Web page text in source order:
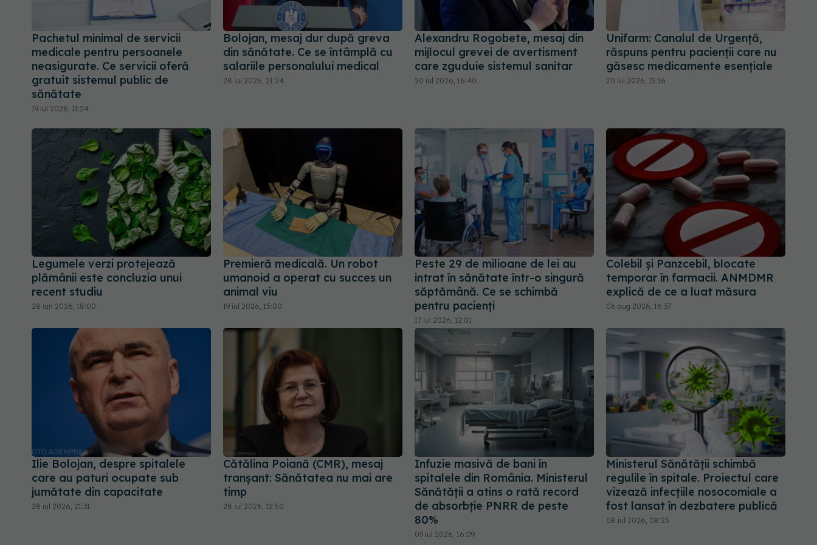
Pachetul minimal de servicii
medicale pentru persoanele
neasigurate. Ce servicii oferă
gratuit sistemul public de
sănătate
19 iul 2026, 11:24
Bolojan, mesaj dur după greva
din sănătate. Ce se întâmplă cu
salariile personalului medical
28 iul 2026, 21:24
Alexandru Rogobete, mesaj din
mijlocul grevei de avertisment
care zguduie sistemul sanitar
20 iul 2026, 16:40
Unifarm: Canalul de Urgență,
răspuns pentru pacienții care nu
găsesc medicamente esențiale
20 iul 2026, 15:16
Legumele verzi protejează
plămânii este concluzia unui
recent studiu
28 iun 2026, 18:00
Premieră medicală. Un robot
umanoid a operat cu succes un
animal viu
19 iul 2026, 15:00
Peste 29 de milioane de lei au
intrat în sănătate într-o singură
săptămână. Ce se schimbă
pentru pacienți
17 iul 2026, 12:01
Colebil și Panzcebil, blocate
temporar în farmacii. ANMDMR
explică de ce a luat măsura
06 aug 2026, 16:37
Ilie Bolojan, despre spitalele
care au paturi ocupate sub
jumătate din capacitate
28 iul 2026, 21:31
Cătălina Poiană (CMR), mesaj
tranșant: Sănătatea nu mai are
timp
28 iul 2026, 12:50
Infuzie masivă de bani în
spitalele din România. Ministerul
Sănătății a atins o rată record
de absorbție PNRR de peste
80%
09 iul 2026, 16:09
Ministerul Sănătății schimbă
regulile în spitale. Proiectul care
vizează infecțiile nosocomiale a
fost lansat în dezbatere publică
08 iul 2026, 08:23